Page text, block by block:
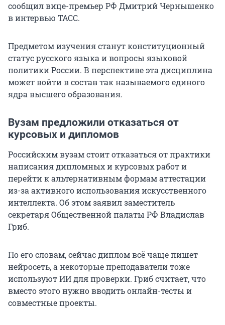
сообщил вице-премьер РФ Дмитрий Чернышенко
в интервью ТАСС.
Предметом изучения станут конституционный
статус русского языка и вопросы языковой
политики России. В перспективе эта дисциплина
может войти в состав так называемого единого
ядра высшего образования.
Вузам предложили отказаться от
курсовых и дипломов
Российским вузам стоит отказаться от практики
написания дипломных и курсовых работ и
перейти к альтернативным формам аттестации
из-за активного использования искусственного
интеллекта. Об этом заявил заместитель
секретаря Общественной палаты РФ Владислав
Гриб.
По его словам, сейчас диплом всё чаще пишет
нейросеть, а некоторые преподаватели тоже
используют ИИ для проверки. Гриб считает, что
вместо этого нужно вводить онлайн-тесты и
совместные проекты.